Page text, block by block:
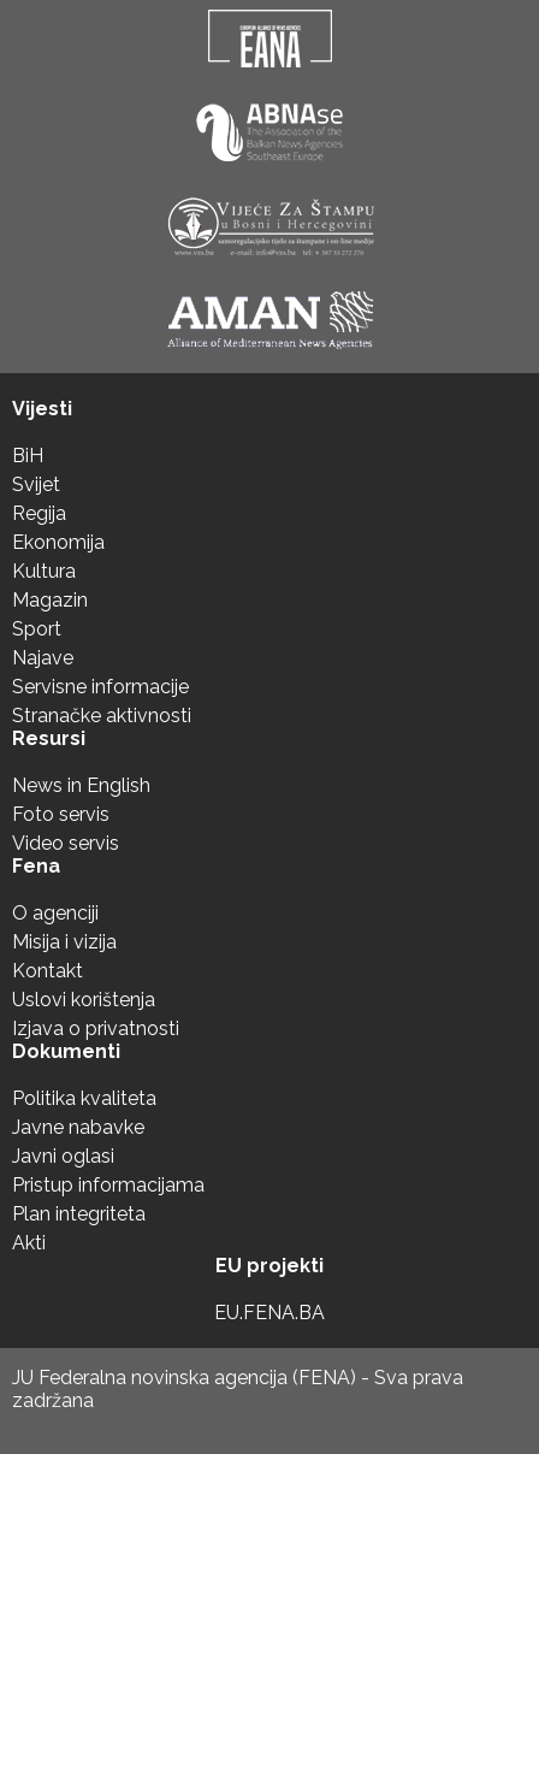
Vijesti
BiH
Svijet
Regija
Ekonomija
Kultura
Magazin
Sport
Najave
Servisne informacije
Stranačke aktivnosti
Resursi
News in English
Foto servis
Video servis
Fena
O agenciji
Misija i vizija
Kontakt
Uslovi korištenja
Izjava o privatnosti
Dokumenti
Politika kvaliteta
Javne nabavke
Javni oglasi
Pristup informacijama
Plan integriteta
Akti
EU projekti
EU.FENA.BA
JU Federalna novinska agencija (FENA) - Sva prava
zadržana